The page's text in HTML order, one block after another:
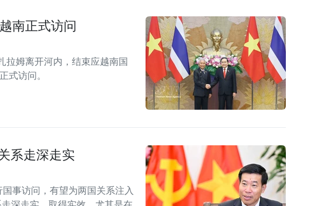
南正式访问
拉姆离开河内，结束应越南国
式访问。
系走深走实
事访问，有望为两国关系注入